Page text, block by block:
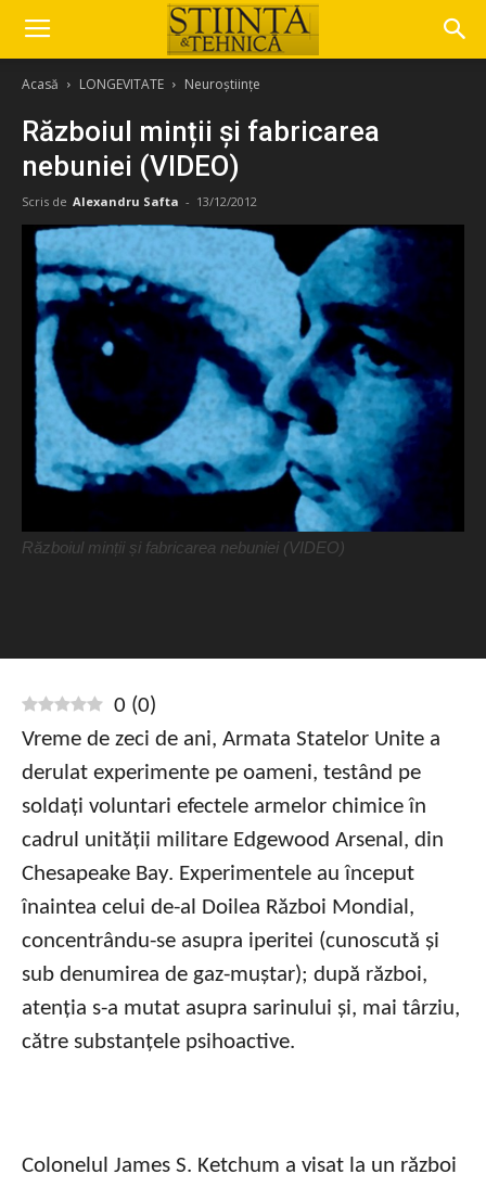
Acasă LONGEVITATE Neuroștiințe
Războiul minții și fabricarea
nebuniei (VIDEO)
Scris de Alexandru Safta - 13/12/2012
Războiul minții și fabricarea nebuniei (VIDEO)
0 (0)
Vreme de zeci de ani, Armata Statelor Unite a
derulat experimente pe oameni, testând pe
soldați voluntari efectele armelor chimice în
cadrul unității militare Edgewood Arsenal, din
Chesapeake Bay. Experimentele au început
înaintea celui de-al Doilea Război Mondial,
concentrându-se asupra iperitei (cunoscută și
sub denumirea de gaz-muștar); după război,
atenția s-a mutat asupra sarinului și, mai târziu,
către substanțele psihoactive.
Colonelul James S. Ketchum a visat la un război